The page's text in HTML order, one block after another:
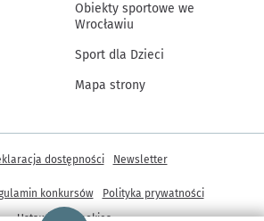
Strona główna - wroclaw.pl
Obiekty sportowe we
Wrocławiu
Sport dla Dzieci
Mapa strony
dostępności Newsletter
konkursów
Polityka prywatności
Ustawienia cookies